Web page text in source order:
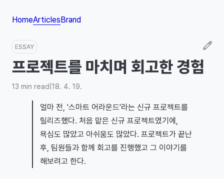
HomeArticlesBrand
ESSAY
프로젝트를 마치며 회고한 경험
13 min read 18. 4. 19.
얼마 전, '스마트 어라운드'라는 신규 프로젝트를
릴리즈했다. 처음 맡은 신규 프로젝트였기에,
욕심도 많았고 아쉬움도 많았다. 프로젝트가 끝난
후, 팀원들과 함께 회고를 진행했고 그 이야기를
해보려고 한다.